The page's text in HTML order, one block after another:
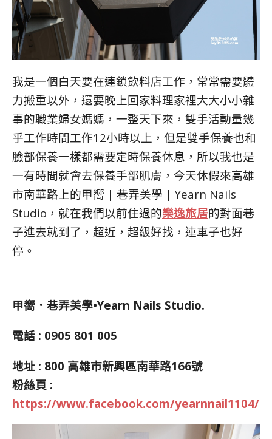
我是一個白天要在連鎖飲料店工作，常常需要體
力搬重以外，還要晚上回家料理家裡大大小小雜
事的職業婦女媽媽，一整天下來，雙手活動量幾
乎工作時間工作12小時以上，但是雙手保養也和
臉部保養一樣都需要定時保養休息，所以我也是
一有時間就會去保養手部肌膚，今天休假來高雄
市南華路上的甲嚮 | 巷弄美學 | Yearn Nails
Studio，就在我們以前住過的樂逸旅居的對面巷
子進去就到了，超近，超級好找，連車子也好
停。
甲嚮．巷弄美學•Yearn Nails Studio.
電話 : 0905 801 005
地址 : 800 高雄市新興區南華路166號
粉絲頁 :
https://www.facebook.com/yearnnail1104/